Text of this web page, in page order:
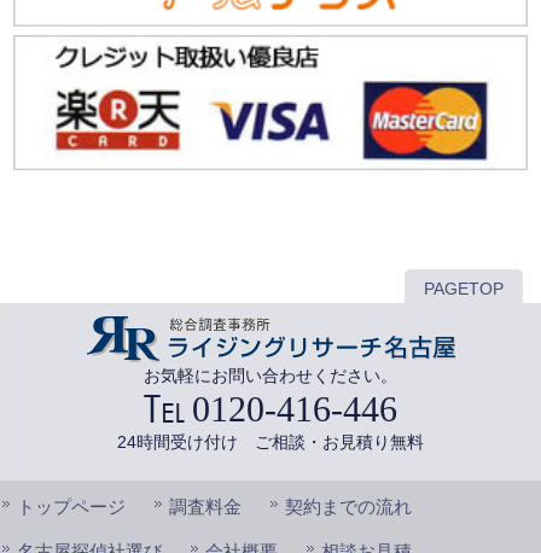
PAGETOP
お気軽にお問い合わせください。
0120-416-446
24時間受け付け ご相談・お見積り無料
トップページ 調査料金 契約までの流れ